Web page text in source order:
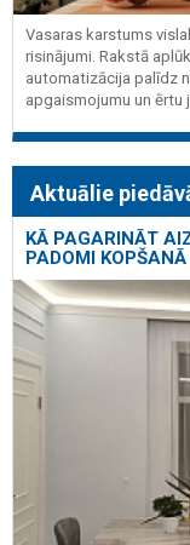
Vasaras karstums
risinājumi. Rakstā
automatizācija palīdz
apgaismojumu un ērtu
Aktuālie
KĀ PAGARINĀT
PADOMI KOPŠANĀ